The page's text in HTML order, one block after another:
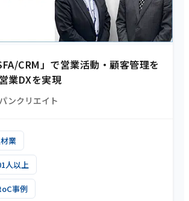
CRM」で営業活動・顧客管理を
業DXを実現
ンクリエイト
業
人以上
事例